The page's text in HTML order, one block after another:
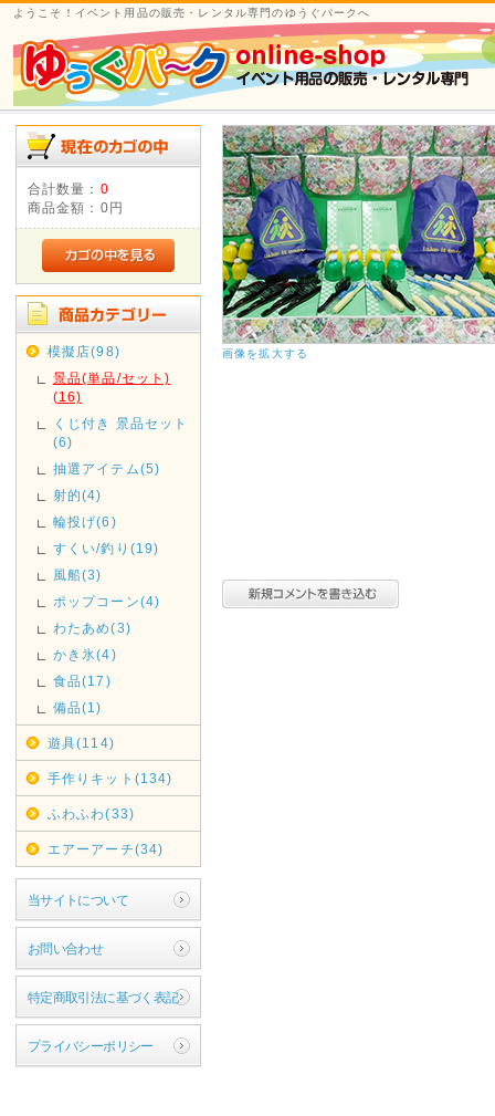
ようこそ！イベント用品の販売・レンタル専門のゆうぐパークへ
合計数量： 0
商品金額： 0円
模擬店(98)
景品(単品/セット)
(16)
くじ付き 景品セット
(6)
抽選アイテム(5)
射的(4)
輪投げ(6)
すくい/釣り(19)
風船(3)
ポップコーン(4)
わたあめ(3)
かき氷(4)
食品(17)
備品(1)
遊具(114)
手作りキット(134)
ふわふわ(33)
エアーアーチ(34)
当サイトについて
お問い合わせ
特定商取引法に基づく表記
プライバシーポリシー
画像を拡大する